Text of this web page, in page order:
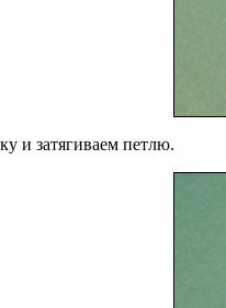
и затягиваем петлю.